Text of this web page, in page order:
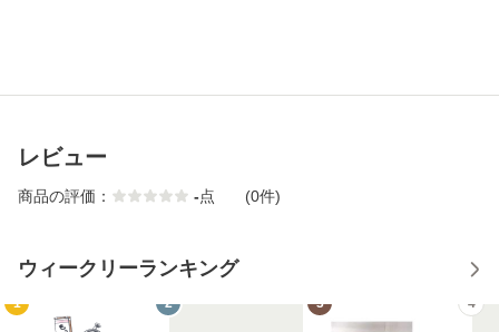
レビュー
商品の評価： -点 (0件)
ウィークリーランキング
1 2 3 4